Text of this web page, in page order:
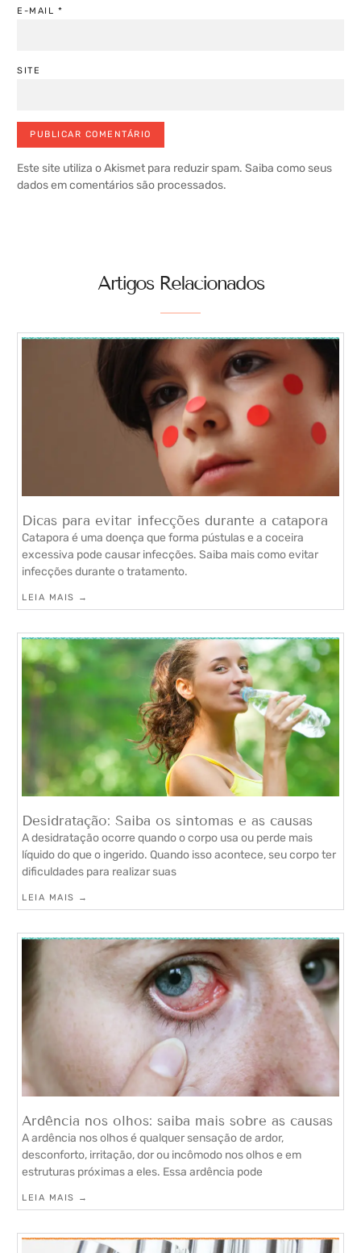
E-MAIL *
SITE
Este site utiliza o Akismet para reduzir spam. Saiba como seus
dados em comentários são processados.
Artigos Relacionados
Dicas para evitar infecções durante a catapora
Catapora é uma doença que forma pústulas e a coceira
excessiva pode causar infecções. Saiba mais como evitar
infecções durante o tratamento.
LEIA MAIS →
Desidratação: Saiba os sintomas e as causas
A desidratação ocorre quando o corpo usa ou perde mais
líquido do que o ingerido. Quando isso acontece, seu corpo ter
dificuldades para realizar suas
LEIA MAIS →
Ardência nos olhos: saiba mais sobre as causas
A ardência nos olhos é qualquer sensação de ardor,
desconforto, irritação, dor ou incômodo nos olhos e em
estruturas próximas a eles. Essa ardência pode
LEIA MAIS →